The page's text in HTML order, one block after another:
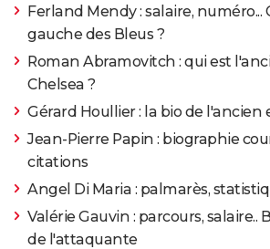
Ferland Mendy : salaire, numéro...
gauche des Bleus ?
Roman Abramovitch : qui est
Chelsea ?
Gérard Houllier : la bio de
Jean-Pierre Papin : biographie
citations
Angel Di Maria : palmarès,
Valérie Gauvin : parcours, salaire..
de l'attaquante